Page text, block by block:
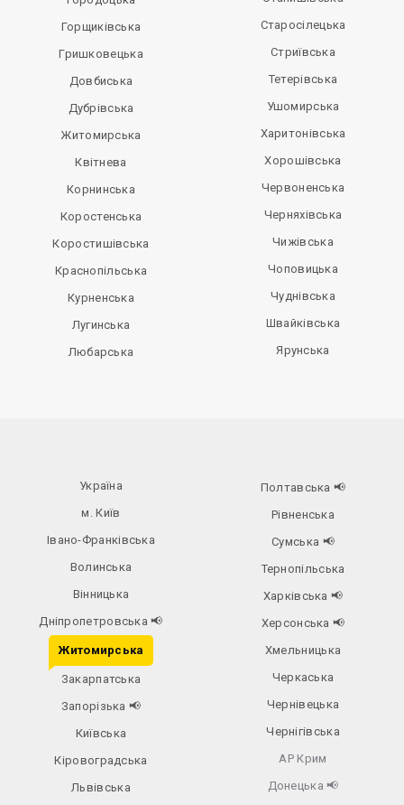
Горщиківська
Гришковецька
Довбиська
Дубрівська
Житомирська
Квітнева
Корнинська
Коростенська
Коростишівська
Краснопільська
Курненська
Лугинська
Любарська
Старосілецька
Стриївська
Тетерівська
Ушомирська
Харитонівська
Хорошівська
Червоненська
Черняхівська
Чижівська
Чоповицька
Чуднівська
Швайківська
Ярунська
Україна
м. Київ
Івано-Франківська
Волинська
Вінницька
Дніпропетровська📢
Житомирська
Закарпатська
Запорізька 📢
Київська
Кіровоградська
Львівська
Полтавська 📢
Рівненська
Сумська 📢
Тернопільська
Харківська 📢
Херсонська 📢
Хмельницька
Черкаська
Чернівецька
Чернігівська
АР Крим
Донецька 📢